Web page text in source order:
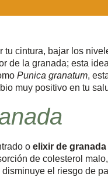
tu cintura, bajar los
de la granada; esta
Punica granatum,
muy positivo en tu
o elixir de granada
de colesterol
el riesgo de